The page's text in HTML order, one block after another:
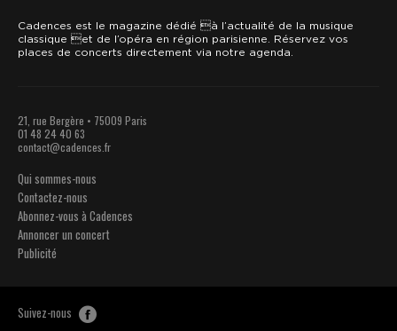
Cadences est le magazine dédié à l’actualité de la musique
classique et de l’opéra en région parisienne. Réservez vos
places de concerts directement via notre agenda.
21, rue Bergère • 75009 Paris
01 48 24 40 63
contact@cadences.fr
Qui sommes-nous
Contactez-nous
Abonnez-vous à Cadences
Annoncer un concert
Publicité
Suivez-nous